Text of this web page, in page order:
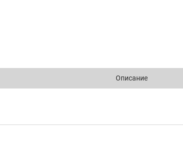
Описание